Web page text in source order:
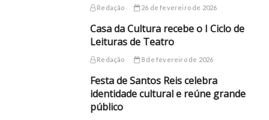
Redação 26 de fevereiro de 2026
Casa da Cultura recebe o I Ciclo de
Leituras de Teatro
Redação 8 de fevereiro de 2026
Festa de Santos Reis celebra
identidade cultural e reúne grande
público